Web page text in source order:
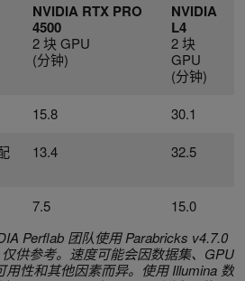
NVIDIA RTX PRO
4500
2 块 GPU
(分钟)
NVIDIA
L4
2 块
GPU
(分钟)
15.8
30.1
13.4 32.5
7.5
15.0
Perflab 团队使用 Parabricks v4.7.0
供参考。速度可能会因数据集、GPU
性和其他因素而异。使用 Illumina 数